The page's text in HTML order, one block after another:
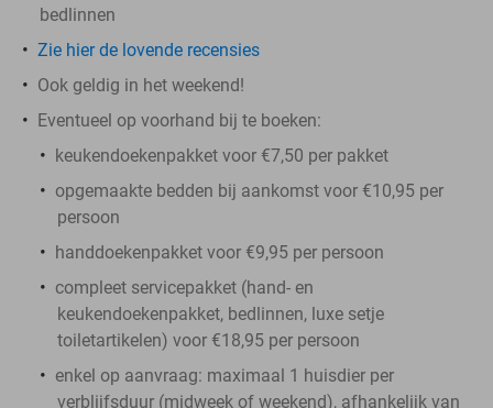
bedlinnen
Zie hier de lovende recensies
Ook geldig in het weekend!
Eventueel op voorhand bij te boeken:
keukendoekenpakket voor €7,50 per pakket
opgemaakte bedden bij aankomst voor €10,95 per
persoon
handdoekenpakket voor €9,95 per persoon
compleet servicepakket (hand- en
keukendoekenpakket, bedlinnen, luxe setje
toiletartikelen) voor €18,95 per persoon
enkel op aanvraag: maximaal 1 huisdier per
verblijfsduur (midweek of weekend), afhankelijk van